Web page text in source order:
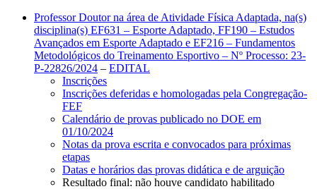
Professor Doutor na área de Atividade Física Adaptada, na(s)
disciplina(s) EF631 – Esporte Adaptado, FF190 – Estudos
Avançados em Esporte Adaptado e EF216 – Fundamentos
Metodológicos do Treinamento Esportivo – Nº Processo: 23-
P-22826/2024 – EDITAL
Inscrições
Inscrições deferidas e homologadas pela Congregação-
FEF
Calendário de provas publicado no DOE em
01/10/2024
Notas da prova escrita e convocados para próximas
etapas
Datas e horários das provas didática e de arguição
Resultado final: não houve candidato habilitado